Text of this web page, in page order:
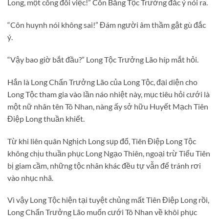
Long, một công đôi việc!” Côn Bằng Tộc Trưởng đắc ý nói ra.
“Côn huynh nói không sai!” Đám người âm thầm gật gù đắc
ý.
“Vậy bao giờ bắt đầu?” Long Tộc Trưởng Lão híp mắt hỏi.
Hắn là Long Chấn Trưởng Lão của Long Tộc, đại diện cho
Long Tộc tham gia vào lần náo nhiệt này, mục tiêu hỏi cưới là
một nữ nhân tên Tô Nhan, nàng ấy sở hữu Huyết Mạch Tiên
Điệp Long thuần khiết.
Từ khi liên quân Nghịch Long sụp đổ, Tiên Điệp Long Tộc
không chịu thuần phục Long Ngạo Thiên, ngoại trừ Tiểu Tiên
bị giam cầm, những tộc nhân khác đều tự vẫn để tránh rơi
vào nhục nhã.
Vì vậy Long Tộc hiện tại tuyệt chủng mất Tiên Điệp Long rồi,
Long Chấn Trưởng Lão muốn cưới Tô Nhan về khôi phục